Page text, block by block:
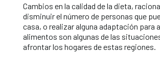
Cambios en la calidad de la dieta,
disminuir el número de personas que
casa, o realizar alguna adaptación para
alimentos son algunas de las
afrontar los hogares de estas regiones.